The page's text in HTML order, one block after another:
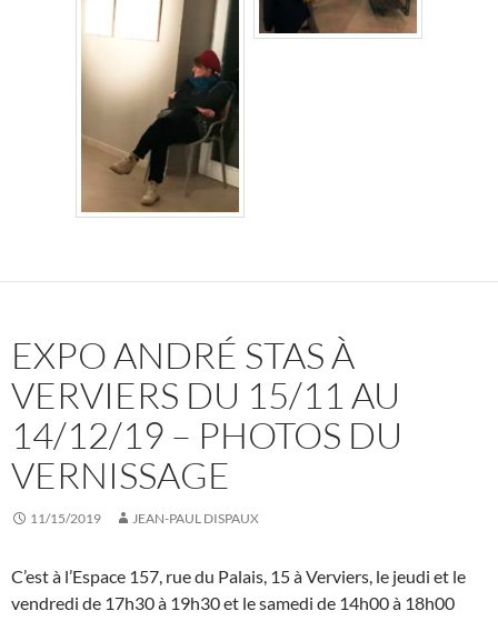
EXPO ANDRÉ STAS À
VERVIERS DU 15/11 AU
14/12/19 – PHOTOS DU
VERNISSAGE
11/15/2019 JEAN-PAUL DISPAUX
C’est à l’Espace 157, rue du Palais, 15 à Verviers, le jeudi et le
vendredi de 17h30 à 19h30 et le samedi de 14h00 à 18h00